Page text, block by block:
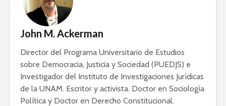
John M. Ackerman
Director del Programa Universitario de Estudios
sobre Democracia, Justicia y Sociedad (PUEDJS) e
Investigador del Instituto de Investigaciones Jurídicas
de la UNAM. Escritor y activista. Doctor en Sociología
Política y Doctor en Derecho Constitucional.
Ackerman y Javier
Astillero
La cumbre AMLO-
Trump
El
Germán